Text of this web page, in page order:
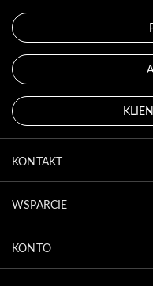
KONTAKT
WSPARCIE
KONTO